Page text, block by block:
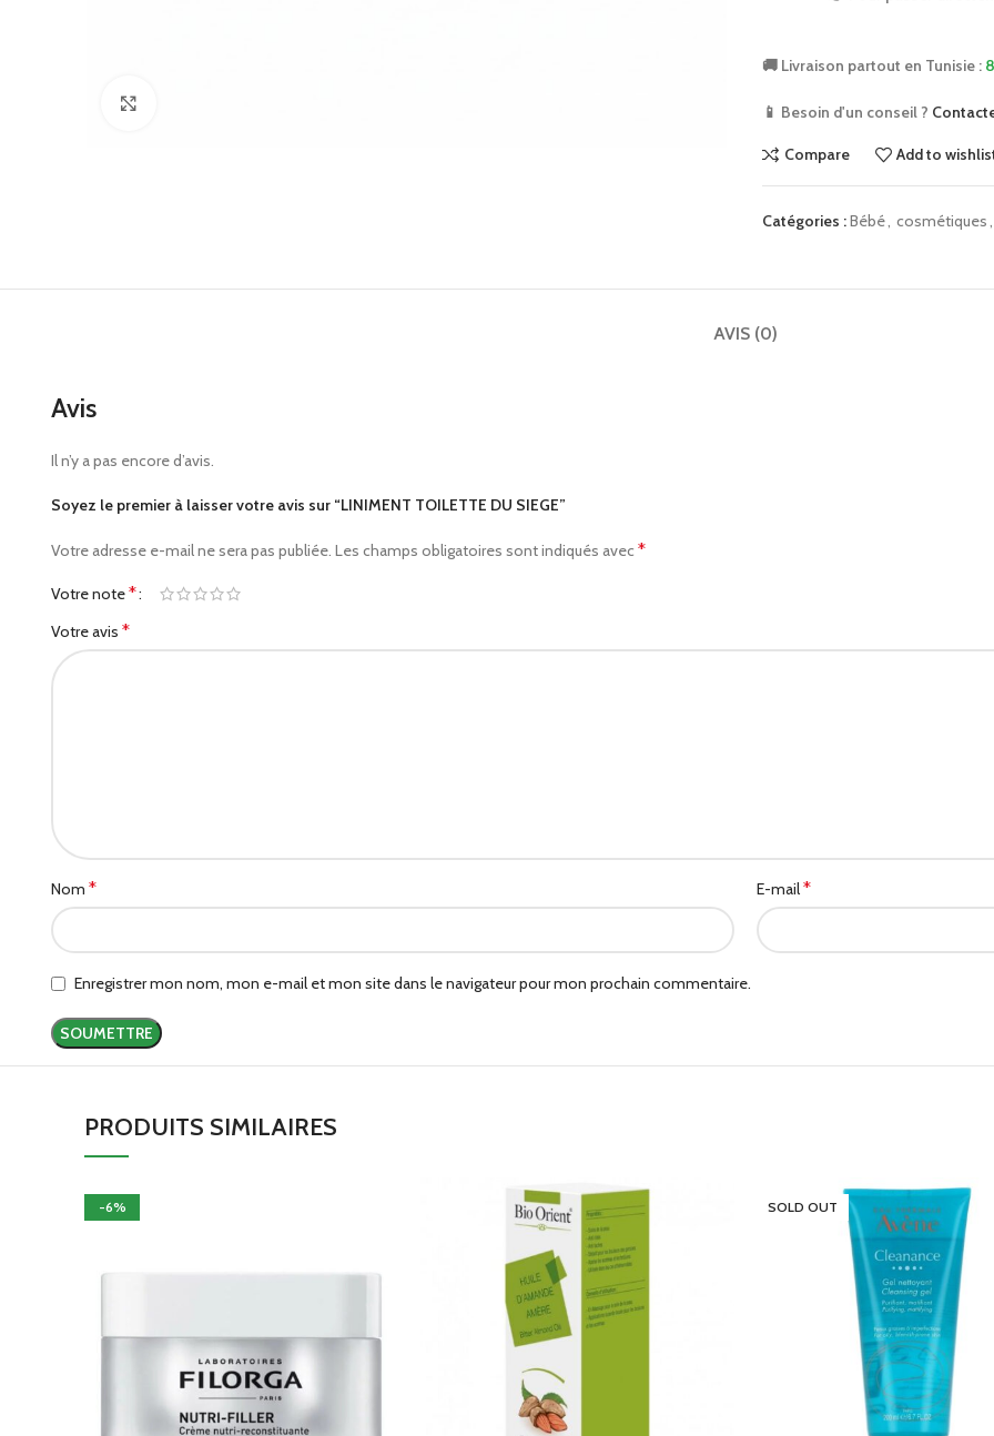
🚚 Livraison partout en Tunisie :
📱 Besoin d'un conseil ?
Compare Add to
Catégories :Bébé, cosmétiques,
AVIS (0)
Avis
Il n’y a pas encore d’avis.
Soyez le premier à laisser votre avis sur “LINIMENT TOILETTE DU SIEGE”
Votre adresse e-mail ne sera pas publiée. Les champs obligatoires sont indiqués avec *
Votre note*
Votre avis *
Nom * E-mail*
Enregistrer mon nom, mon e-mail et mon site dans le navigateur pour mon prochain commentaire.
PRODUITS SIMILAIRES
-6% SOLD OUT